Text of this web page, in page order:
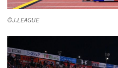
©J.LEAGUE